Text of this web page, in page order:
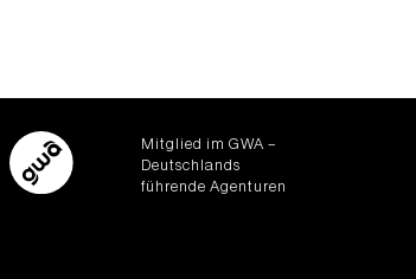
Mitglied im GWA –
Deutschlands
führende Agenturen